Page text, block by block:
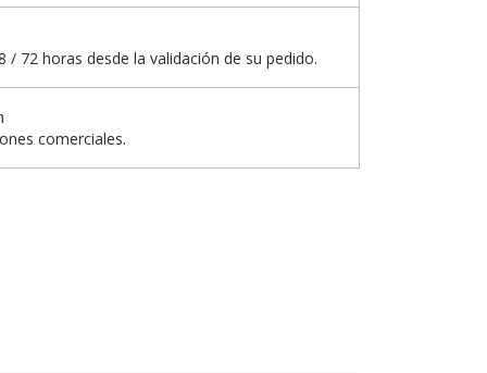
/ 72 horas desde la validación de su pedido.
comerciales.